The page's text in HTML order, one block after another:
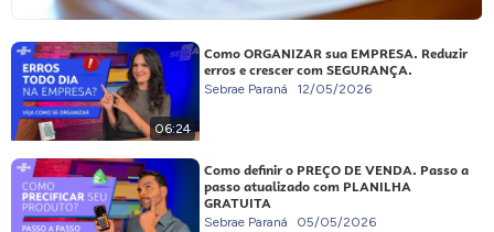
06:24
Como ORGANIZAR sua EMPRESA. Reduzir
erros e crescer com SEGURANÇA.
Sebrae Paraná 12/05/2026
Como definir o PREÇO DE VENDA. Passo a
passo atualizado com PLANILHA
GRATUITA
Sebrae Paraná 05/05/2026